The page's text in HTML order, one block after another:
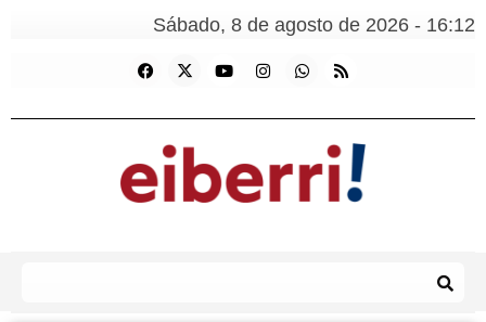
Sábado, 8 de agosto de 2026 - 16:12